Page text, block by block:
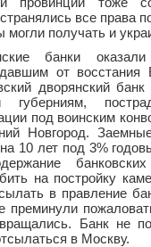
все права
могли получать и
банки
от
дворянский
губерниям,
под воинским
Новгород.
10 лет под 3%
на постройку
в правление
преминули
Банк не
в Москву.